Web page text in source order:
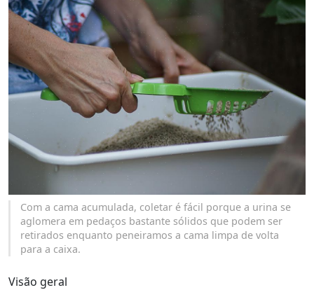
Com a cama acumulada, coletar é fácil porque a urina se
aglomera em pedaços bastante sólidos que podem ser
retirados enquanto peneiramos a cama limpa de volta
para a caixa.
Visão geral